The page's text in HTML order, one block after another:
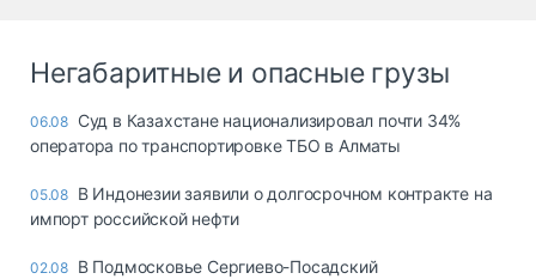
Негабаритные и опасные грузы
06.08 Суд в Казахстане национализировал почти 34%
оператора по транспортировке ТБО в Алматы
05.08 В Индонезии заявили о долгосрочном контракте на
импорт российской нефти
02.08 В Подмосковье Сергиево-Посадский